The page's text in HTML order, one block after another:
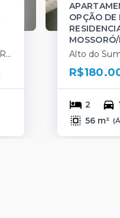
Alto do Sumaré - Mossoró/RN
OPÇÃO DE
2
56 m² (